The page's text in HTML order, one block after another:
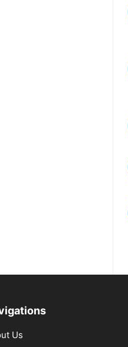
Us